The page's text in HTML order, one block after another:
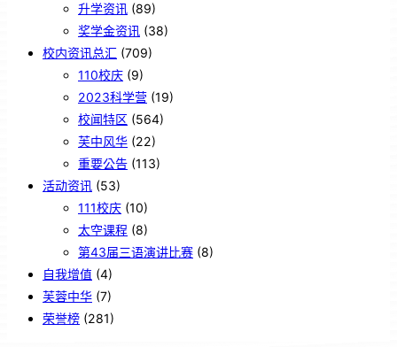
升学资讯 (89)
奖学金资讯 (38)
校内资讯总汇 (709)
110校庆 (9)
2023科学营 (19)
校闻特区 (564)
芙中风华 (22)
重要公告 (113)
活动资讯 (53)
111校庆 (10)
太空课程 (8)
第43届三语演讲比赛 (8)
自我增值 (4)
芙蓉中华 (7)
荣誉榜 (281)